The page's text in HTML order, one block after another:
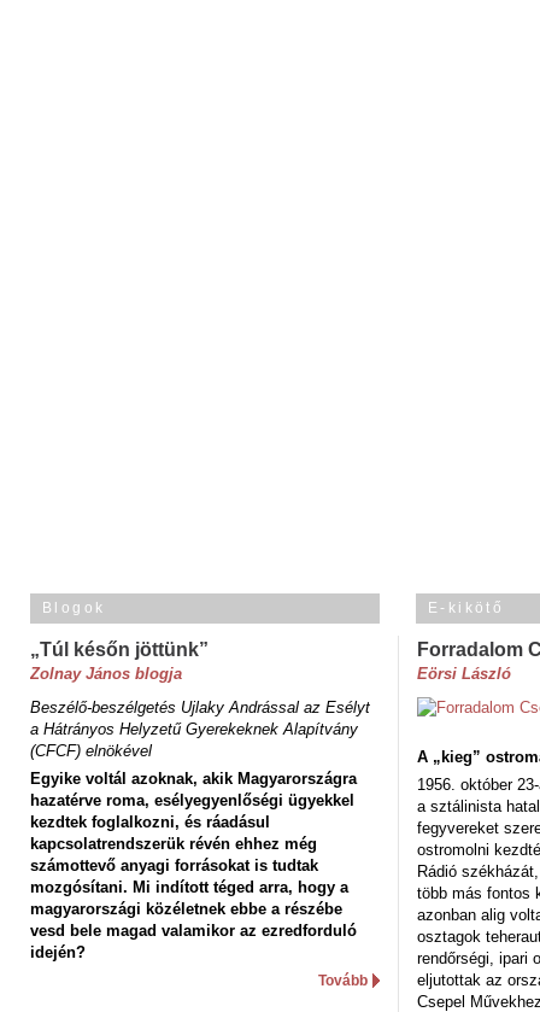
Blogok
„Túl későn jöttünk”
Zolnay János blogja
Beszélő-beszélgetés Ujlaky Andrással az Esélyt
a Hátrányos Helyzetű Gyerekeknek Alapítvány
(CFCF) elnökével
Egyike voltál azoknak, akik Magyarországra
hazatérve roma, esélyegyenlőségi ügyekkel
kezdtek foglalkozni, és ráadásul
kapcsolatrendszerük révén ehhez még
számottevő anyagi forrásokat is tudtak
mozgósítani. Mi indított téged arra, hogy a
magyarországi közéletnek ebbe a részébe
vesd bele magad valamikor az ezredforduló
idején?
Tovább
E-kikötő
Forradalom
Eörsi László
A „kieg”
1956. október
a sztálinista
fegyvereket
ostromolni
Rádió
több más fontos
azonban alig
osztagok
rendőrségi, ipari
eljutottak az
Csepel